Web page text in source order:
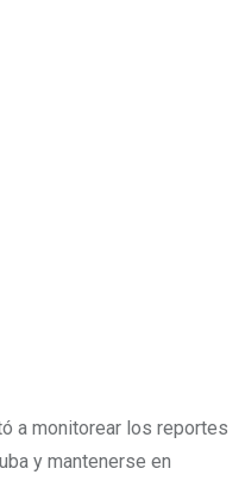
a monitorear los reportes
y mantenerse en